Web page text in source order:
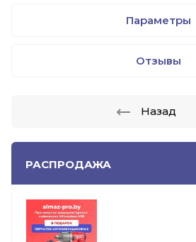
РАСПРОДАЖА
Параметры
Отзывы
Назад